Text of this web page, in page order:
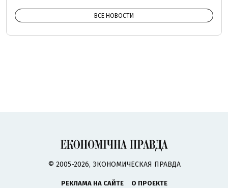
ВСЕ НОВОСТИ
© 2005-2026, ЭКОНОМИЧЕСКАЯ ПРАВДА
РЕКЛАМА НА САЙТЕ
О ПРОЕКТЕ